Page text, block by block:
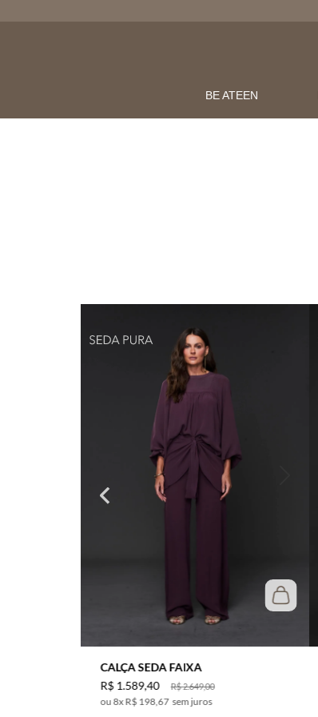
BE ATEEN
CALÇA SEDA FAIXA
R$2.649,00
R$1.589,40
8xR$ 198,67 sem juros